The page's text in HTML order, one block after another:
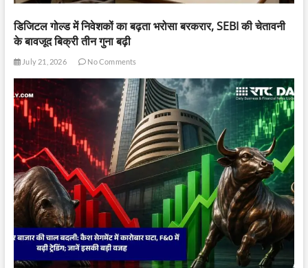
डिजिटल गोल्ड में निवेशकों का बढ़ता भरोसा बरकरार, SEBI की चेतावनी
के बावजूद बिक्री तीन गुना बढ़ी
July 21, 2026 No Comments